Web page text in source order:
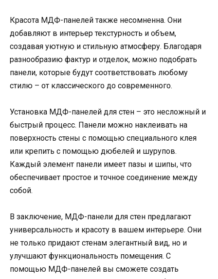
Красота МДФ-панелей также несомненна. Они
добавляют в интерьер текстурность и объем,
создавая уютную и стильную атмосферу. Благодаря
разнообразию фактур и отделок, можно подобрать
панели, которые будут соответствовать любому
стилю – от классического до современного.
Установка МДФ-панелей для стен – это несложный и
быстрый процесс. Панели можно наклеивать на
поверхность стены с помощью специального клея
или крепить с помощью дюбелей и шурупов.
Каждый элемент панели имеет пазы и шипы, что
обеспечивает простое и точное соединение между
собой.
В заключение, МДФ-панели для стен предлагают
универсальность и красоту в вашем интерьере. Они
не только придают стенам элегантный вид, но и
улучшают функциональность помещения. С
помощью МДФ-панелей вы сможете создать